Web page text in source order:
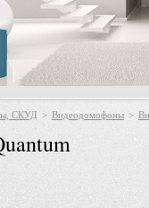
СКУД > Видеодомофоны >